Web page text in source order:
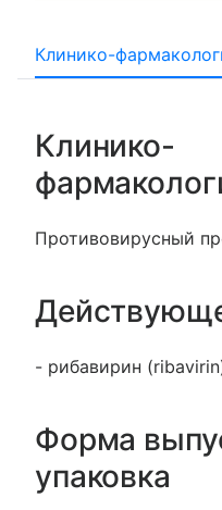
Клинико-
Клинико-
Противовирусный
- рибавирин
Форма
упаковка